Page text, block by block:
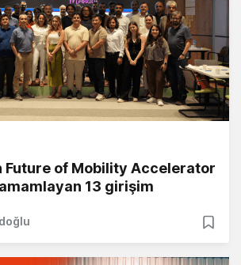
Future of Mobility Accelerator
13 girişim